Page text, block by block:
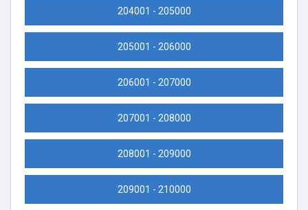
204001 - 205000
205001 - 206000
206001 - 207000
207001 - 208000
208001 - 209000
209001 - 210000